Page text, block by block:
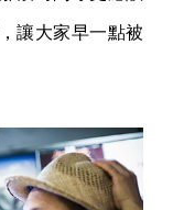
讓大家早一點被